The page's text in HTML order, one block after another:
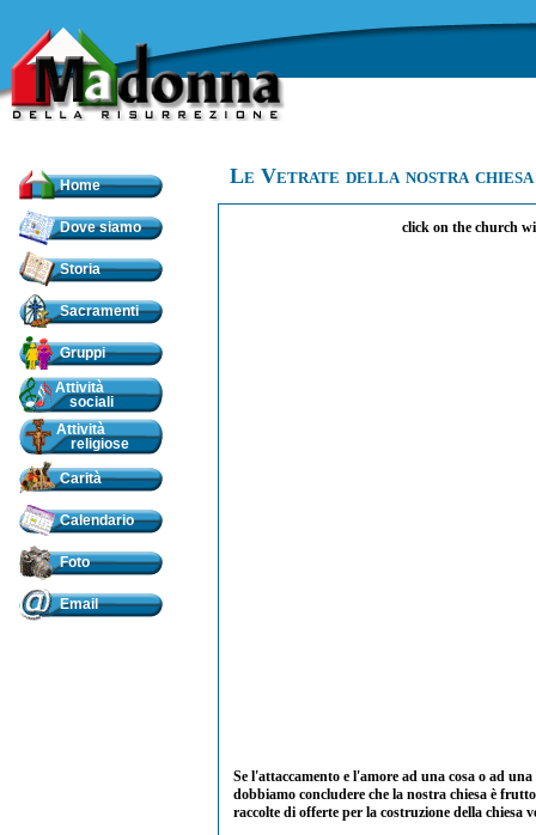
Home
Dove siamo
Storia
Sacramenti
Gruppi
Attività
sociali
Attività
religiose
Carità
Calendario
Foto
Email
Le Vetrate della nostra chiesa
click on the church
Se l'attaccamento e l'amore ad una cosa o ad
dobbiamo concludere che la nostra chiesa è
raccolte di offerte per la costruzione della chiesa